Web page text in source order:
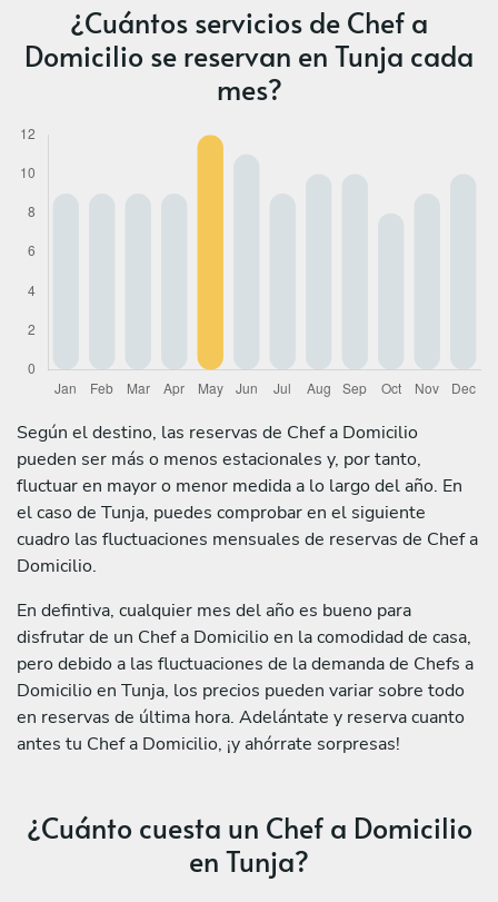
¿Cuántos servicios de Chef a
Domicilio se reservan en Tunja cada
mes?
Según el destino, las reservas de Chef a Domicilio
pueden ser más o menos estacionales y, por tanto,
fluctuar en mayor o menor medida a lo largo del año. En
el caso de Tunja, puedes comprobar en el siguiente
cuadro las fluctuaciones mensuales de reservas de Chef a
Domicilio.
En defintiva, cualquier mes del año es bueno para
disfrutar de un Chef a Domicilio en la comodidad de casa,
pero debido a las fluctuaciones de la demanda de Chefs a
Domicilio en Tunja, los precios pueden variar sobre todo
en reservas de última hora. Adelántate y reserva cuanto
antes tu Chef a Domicilio, ¡y ahórrate sorpresas!
¿Cuánto cuesta un Chef a Domicilio
en Tunja?